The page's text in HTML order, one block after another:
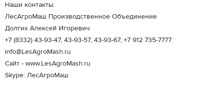
Наши контакты:
ЛесАгроМаш Производственное Объединение
Долгих Алексей Игоревич
+7 (8332) 43-93-47, 43-93-57, 43-93-67, +7 912 735-7777
info@LesAgroMash.ru
Сайт - www.LesAgroMash.ru
Skype: ЛесАгроМаш